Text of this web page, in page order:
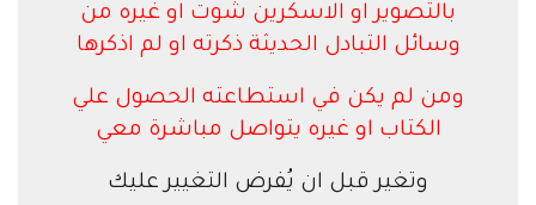
بالتصوير او الاسكرين شوت او غيره من
وسائل التبادل الحديثة ذكرته او لم اذكرها
ومن لم يكن في استطاعته الحصول علي
الكتاب او غيره يتواصل مباشرة معي
وتغير قبل ان يُفرض التغيير عليك